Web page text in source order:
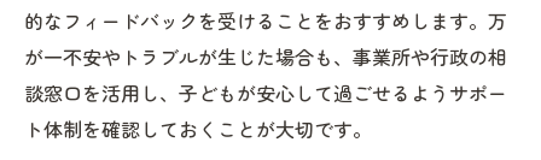
的なフィードバックを受けることをおすすめします。万
が一不安やトラブルが生じた場合も、事業所や行政の相
談窓口を活用し、子どもが安心して過ごせるようサポー
ト体制を確認しておくことが大切です。